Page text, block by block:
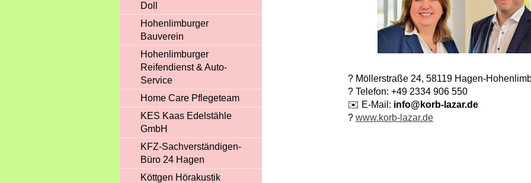
? Möllerstraße 24, 58119 Hagen-
? Telefon: +49 2334 906 550
✉️ E-Mail: info@korb-lazar.de
? www.korb-lazar.de
Doll
Hohenlimburger
Bauverein
Hohenlimburger
Reifendienst & Auto-
Service
Home Care Pflegeteam
KES Kaas Edelstähle
GmbH
KFZ-Sachverständigen-
Büro 24 Hagen
Köttgen Hörakustik